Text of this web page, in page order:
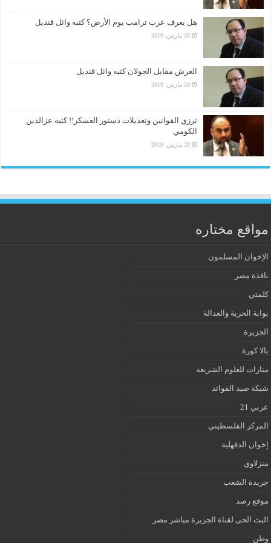
هل يعرف عرب ترامب يوم الأرض؟ كتبه وائل قنديل
30 مارس، 2019
العرش مقابل الجولان كتبه وائل قنديل
28 مارس، 2019
ترزي القوانين وتعديلات دستور العسكر!! كتبه عزالدين
الكومي
28 مارس، 2019
مواقع مختاره
الإخوان المسلمون
نافذة مصر
كلمتي
بوابة الحرية والعدالة
الجزيرة
يالا كورة
منارات للعلوم الشريعه
شبكة صيد الفوائد
عربي 21
المركز الفلسطيني
إخوان الدقهلية
منزلاوي
جريدة الشعب
موقع رصد
البث الحى لقناة الجزيرة مباشر مصر
وطن